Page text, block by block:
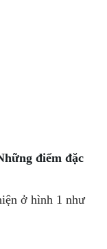
điểm đặc
ở hình 1 như